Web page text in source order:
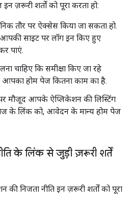
ज़रूरी शर्तों को पूरा करता हो:
तौर पर ऐक्सेस किया जा सकता हो.
आपकी साइट पर लॉग इन किए हुए
पाएं.
चाहिए कि समीक्षा किए जा रहे
होम पेज कितना काम का है.
मौजूद आपके ऐप्लिकेशन की लिस्टिंग
के लिंक को, आवेदन के मान्य होम पेज
के लिंक से जुड़ी ज़रूरी शर्तें
निजता नीति इन ज़रूरी शर्तों को पूरा